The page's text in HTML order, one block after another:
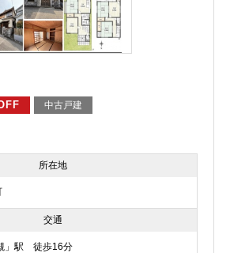
中古戸建
所在地
交通
」駅 徒歩16分